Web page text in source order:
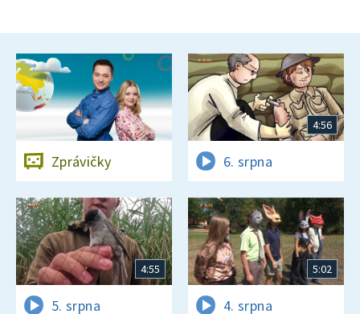
Zprávičky
4:56
6. srpna
4:55
5. srpna
5:02
4. srpna